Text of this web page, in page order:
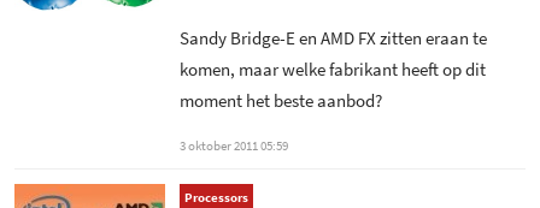
Sandy Bridge-E en AMD FX zitten eraan te
komen, maar welke fabrikant heeft op dit
moment het beste aanbod?
3 oktober 2011 05:59
Processors